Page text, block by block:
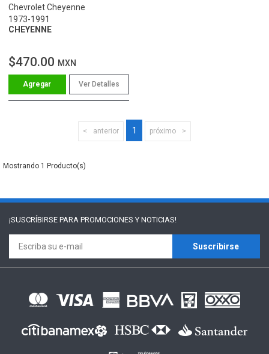
Chevrolet Cheyenne
1973-1991
CHEYENNE
$470.00 MXN
Ver Detalles
anterior 1 próximo
1
¡SUSCRÍBIRSE PARA PROMOCIONES Y NOTICIAS!
Suscríbirse